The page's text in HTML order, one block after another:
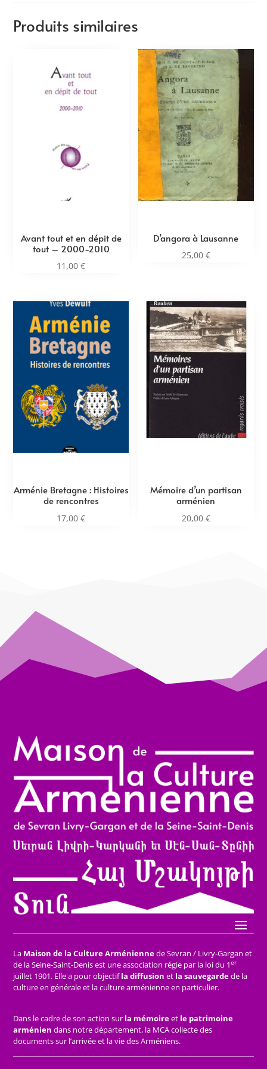
Produits similaires
Avant tout et en dépit de
tout – 2000-2010
11,00€
D’angora à Lausanne
25,00 €
Arménie Bretagne : Histoires
de rencontres
17,00€
Mémoire d’un partisan
arménien
20,00 €
La Maison de la Culture Arméniennede Sevran / Livry-Gargan et
de la Seine-Saint-Denis est une association régie par la loi du 1er
juillet 1901. Elle a pour objectifla diffusion et la sauvegardede la
culture en générale et la culture arménienne en particulier.
Dans le cadre de son action sur la mémoireet le patrimoine
arménien dans notre département, la MCA collecte des
documents sur l’arrivée et la vie des Arméniens.